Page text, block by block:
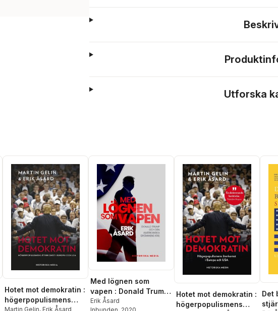
Utforska
Hotet mot demokratin :
högerpopulismens
Martin Gelin, Erik Åsard
Med lögnen som
vapen : Donald Trump
och den amerikanska
Erik Åsard
Hotet mot demokratin :
högerpopulismens
Det